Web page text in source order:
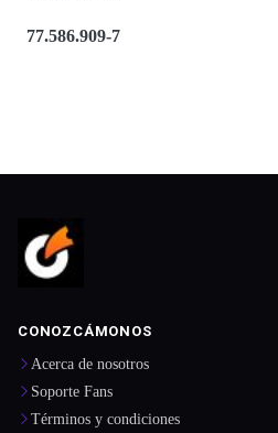
77.586.909-7
CONOZCÁMONOS
Acerca de nosotros
Soporte Fans
Términos y condiciones